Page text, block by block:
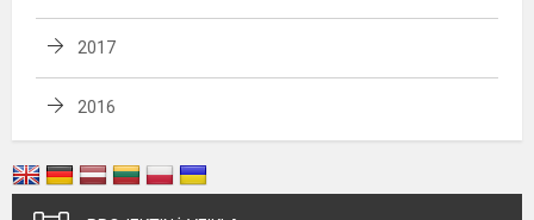
2017
2016